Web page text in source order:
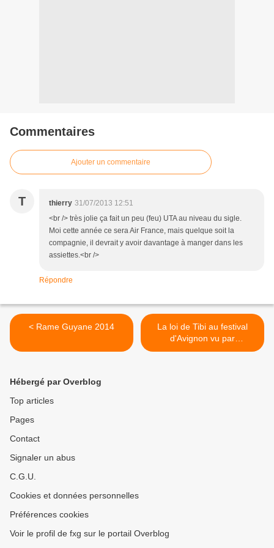
Commentaires
Ajouter un commentaire
T thierry 31/07/2013 12:51
<br /> très jolie ça fait un peu (feu) UTA au niveau du sigle.
Moi cette année ce sera Air France, mais quelque soit la
compagnie, il devrait y avoir davantage à manger dans les
assiettes.<br />
Répondre
< Rame Guyane 2014
La loi de Tibi au festival
d'Avignon vu par
l'express.fr >
Hébergé par Overblog
Top articles
Pages
Contact
Signaler un abus
C.G.U.
Cookies et données personnelles
Préférences cookies
Voir le profil de fxg sur le portail Overblog